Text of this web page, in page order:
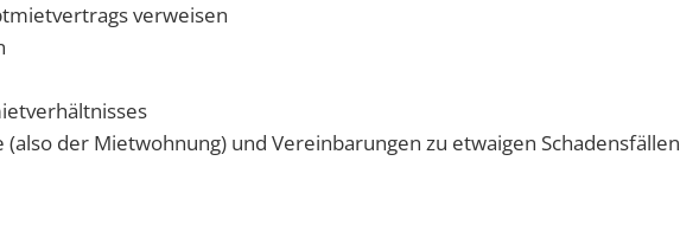
verweisen
der Mietwohnung) und Vereinbarungen zu etwaigen Schadensfällen